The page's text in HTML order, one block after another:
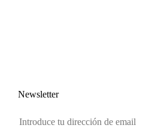
Newsletter